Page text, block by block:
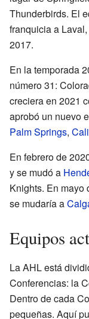
Thunderbirds. El
franquicia a Laval,
2017.
En la temporada
número 31:
creciera en 2021
aprobó un nuevo
Palm Springs,
En febrero de
y se mudó a
Knights. En mayo
se mudaría a
Equipos
La AHL está
Conferencias: la
Dentro de cada
pequeñas. Aquí